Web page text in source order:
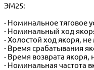
ЭМ25:
- Номинальное тяговое
- Номинальный ход
- Холостой ход якоря,
- Время срабатывания
- Время возврата якоря,
- Номинальная частота